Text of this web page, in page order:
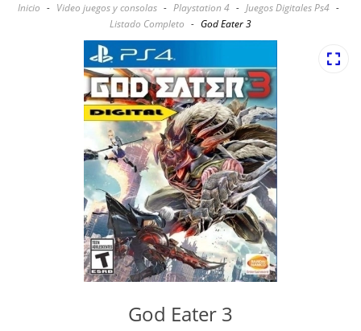
Inicio - Video juegos y consolas - Playstation 4 - Juegos Digitales Ps4 -
Listado Completo - God Eater 3
God Eater 3